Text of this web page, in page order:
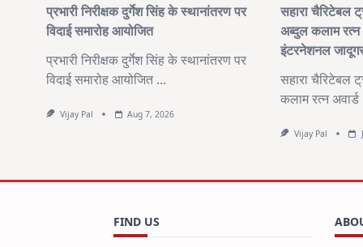
प्रभारी निरीक्षक दुर्गेश सिंह के स्थानांतरण पर
विदाई समारोह आयोजित
प्रभारी निरीक्षक दुर्गेश सिंह के स्थानांतरण पर
विदाई समारोह आयोजित ...
Vijay Pal Aug 7, 2026
सहारा चैरिटेबल
अब्दुल कलाम रत्न
इंटरनेशनल
सहारा चैरिटेबल
कलाम रत्न अवार्ड
Vijay Pal
FIND US